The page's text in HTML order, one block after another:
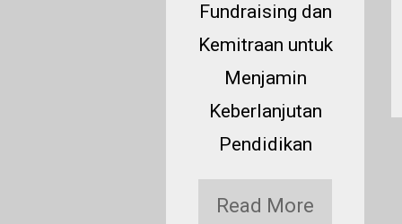
Fundraising dan
Kemitraan untuk
Menjamin
Keberlanjutan
Pendidikan
Read More